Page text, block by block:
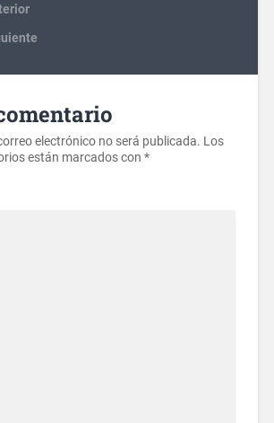
electrónico no será publicada. Los
están marcados con *